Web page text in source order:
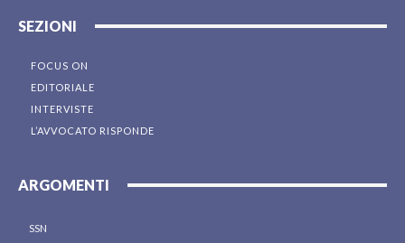
SEZIONI
FOCUS ON
EDITORIALE
INTERVISTE
L’AVVOCATO RISPONDE
ARGOMENTI
SSN